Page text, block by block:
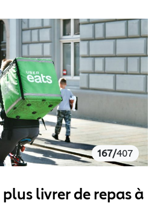
167/407
plus livrer de repas à